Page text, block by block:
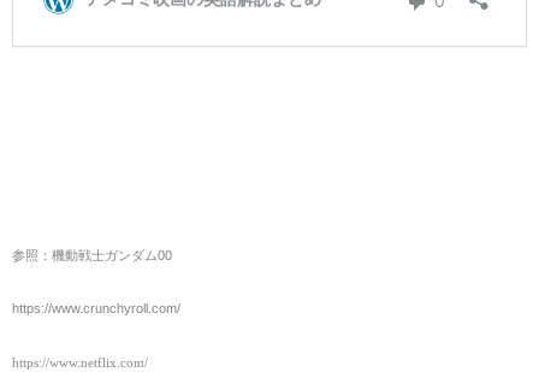
参照：機動戦士ガンダム00
https://www.crunchyroll.com/
https://www.netflix.com/